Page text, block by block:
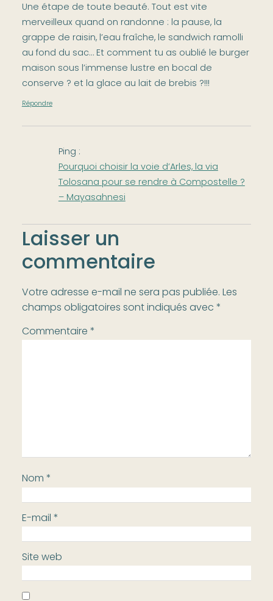
Une étape de toute beauté. Tout est vite
merveilleux quand on randonne : la pause, la
grappe de raisin, l’eau fraîche, le sandwich ramolli
au fond du sac… Et comment tu as oublié le burger
maison sous l’immense lustre en bocal de
conserve ? et la glace au lait de brebis ?!!!
Répondre
Ping :
Pourquoi choisir la voie d’Arles, la via
Tolosana pour se rendre à Compostelle ?
– Mayasahnesi
Laisser un
commentaire
Votre adresse e-mail ne sera pas publiée.Les
champs obligatoires sont indiqués avec*
Commentaire*
Nom*
E-mail*
Site web